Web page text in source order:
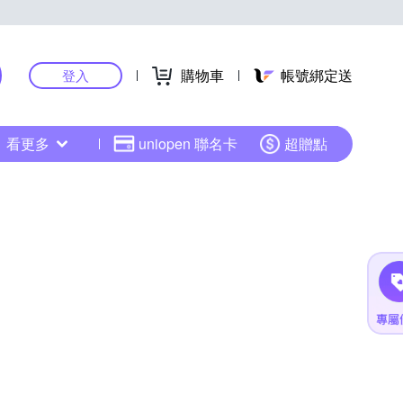
登入 購物車 帳號綁定送
看更多 uniopen 聯名卡 超贈點